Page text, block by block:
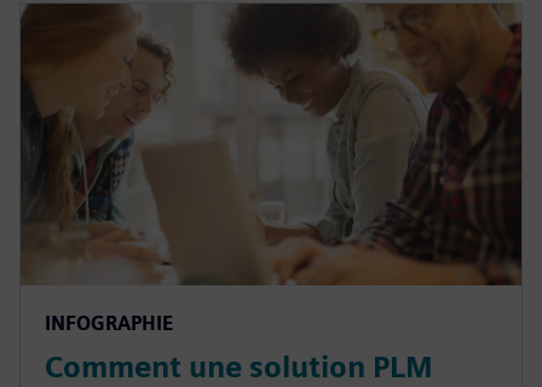
INFOGRAPHIE
Comment une solution PLM